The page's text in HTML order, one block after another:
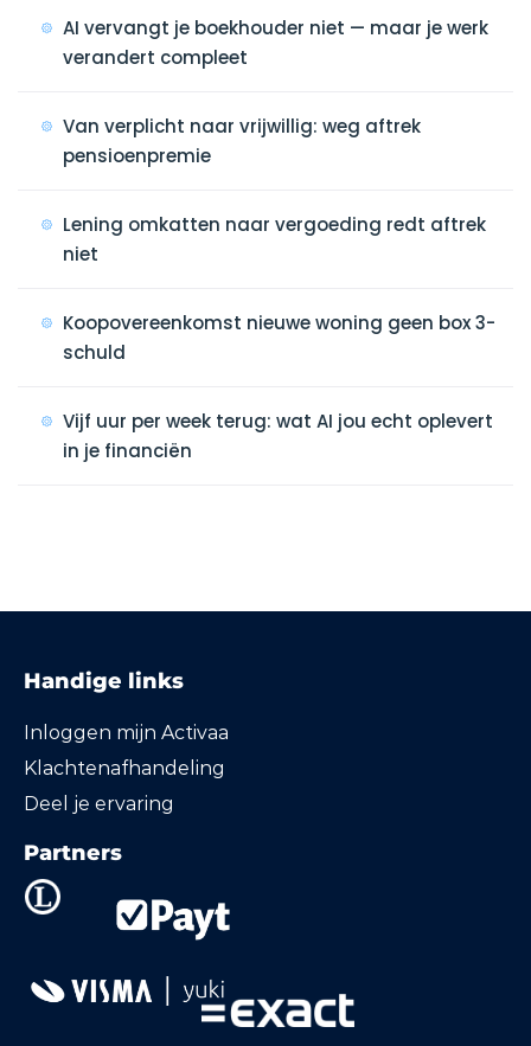
AI vervangt je boekhouder niet — maar je werk
verandert compleet
Van verplicht naar vrijwillig: weg aftrek
pensioenpremie
Lening omkatten naar vergoeding redt aftrek
niet
Koopovereenkomst nieuwe woning geen box 3-
schuld
Vijf uur per week terug: wat AI jou echt oplevert
in je financiën
Handige links
Inloggen mijn Activaa
Klachtenafhandeling
Deel je ervaring
Partners